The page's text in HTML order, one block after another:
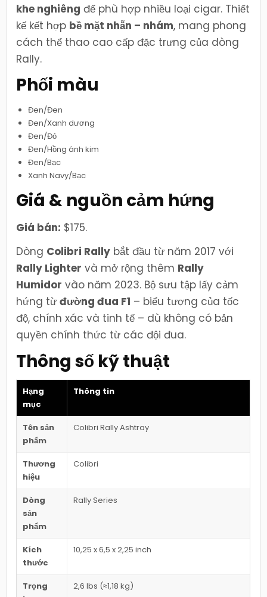
khe nghiêng để phù hợp nhiều loại cigar. Thiết
kế kết hợp bề mặt nhẵn – nhám, mang phong
cách thể thao cao cấp đặc trưng của dòng
Rally.
Phối màu
Đen/Đen
Đen/Xanh dương
Đen/Đỏ
Đen/Hồng ánh kim
Đen/Bạc
Xanh Navy/Bạc
Giá & nguồn cảm hứng
Giá bán: $175.
Dòng Colibri Rally bắt đầu từ năm 2017 với
Rally Lighter và mở rộng thêm Rally
Humidor vào năm 2023. Bộ sưu tập lấy cảm
hứng từđường đua F1 – biểu tượng của tốc
độ, chính xác và tinh tế – dù không có bản
quyền chính thức từ các đội đua.
Thông số kỹ thuật
Hạng
mục
Thông tin
Tên sản
phẩm
Colibri Rally Ashtray
Thương
hiệu
Colibri
Dòng
sản
phẩm
Rally Series
Kích
thước
10,25 x 6,5 x 2,25 inch
Trọng
2,6 lbs (≈1,18 kg)